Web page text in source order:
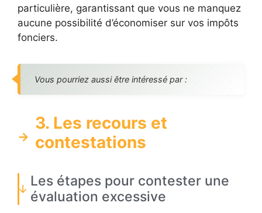
particulière, garantissant que vous ne manquez
aucune possibilité d’économiser sur vos impôts
fonciers.
Vous pourriez aussi être intéressé par :
3. Les recours et
contestations
Les étapes pour contester une
évaluation excessive